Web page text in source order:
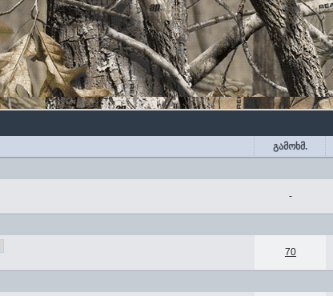
გამოხმ.
-
70